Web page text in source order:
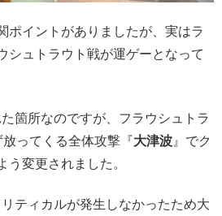
ポイントがありましたが、実はラ
シュトラウト戦が運ゲーとなって
箇所なのですが、フラウシュトラ
ってくる全体攻撃『大津波 』でク
う変更されました。
ティカルが発生しなかったため大